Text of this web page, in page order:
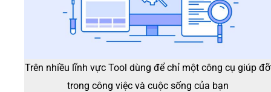
Trên nhiều lĩnh vực Tool dùng để chỉ một công cụ giúp đỡ
trong công việc và cuộc sống của bạn